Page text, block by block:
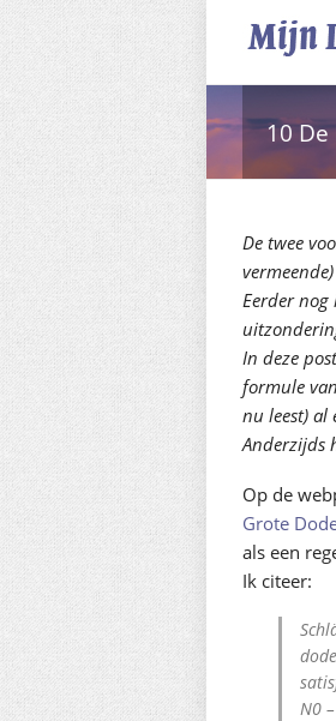
10
De twee
Eerder nog
In deze
formule
nu leest) al
Anderzijds
Op de
Grote
als een
Ik citeer:
N0